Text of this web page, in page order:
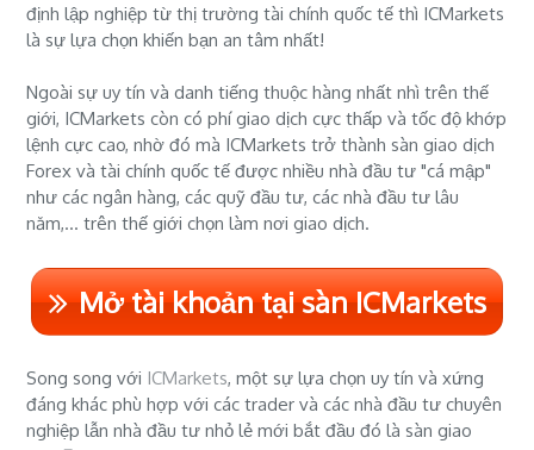
định lập nghiệp từ thị trường tài chính quốc tế thì ICMarkets
là sự lựa chọn khiến bạn an tâm nhất!
Ngoài sự uy tín và danh tiếng thuộc hàng nhất nhì trên thế
giới, ICMarkets còn có phí giao dịch cực thấp và tốc độ khớp
lệnh cực cao, nhờ đó mà ICMarkets trở thành sàn giao dịch
Forex và tài chính quốc tế được nhiều nhà đầu tư "cá mập"
như các ngân hàng, các quỹ đầu tư, các nhà đầu tư lâu
năm,... trên thế giới chọn làm nơi giao dịch.
Mở tài khoản tại sàn ICMarkets
Song song với ICMarkets, một sự lựa chọn uy tín và xứng
đáng khác phù hợp với các trader và các nhà đầu tư chuyên
nghiệp lẫn nhà đầu tư nhỏ lẻ mới bắt đầu đó là sàn giao